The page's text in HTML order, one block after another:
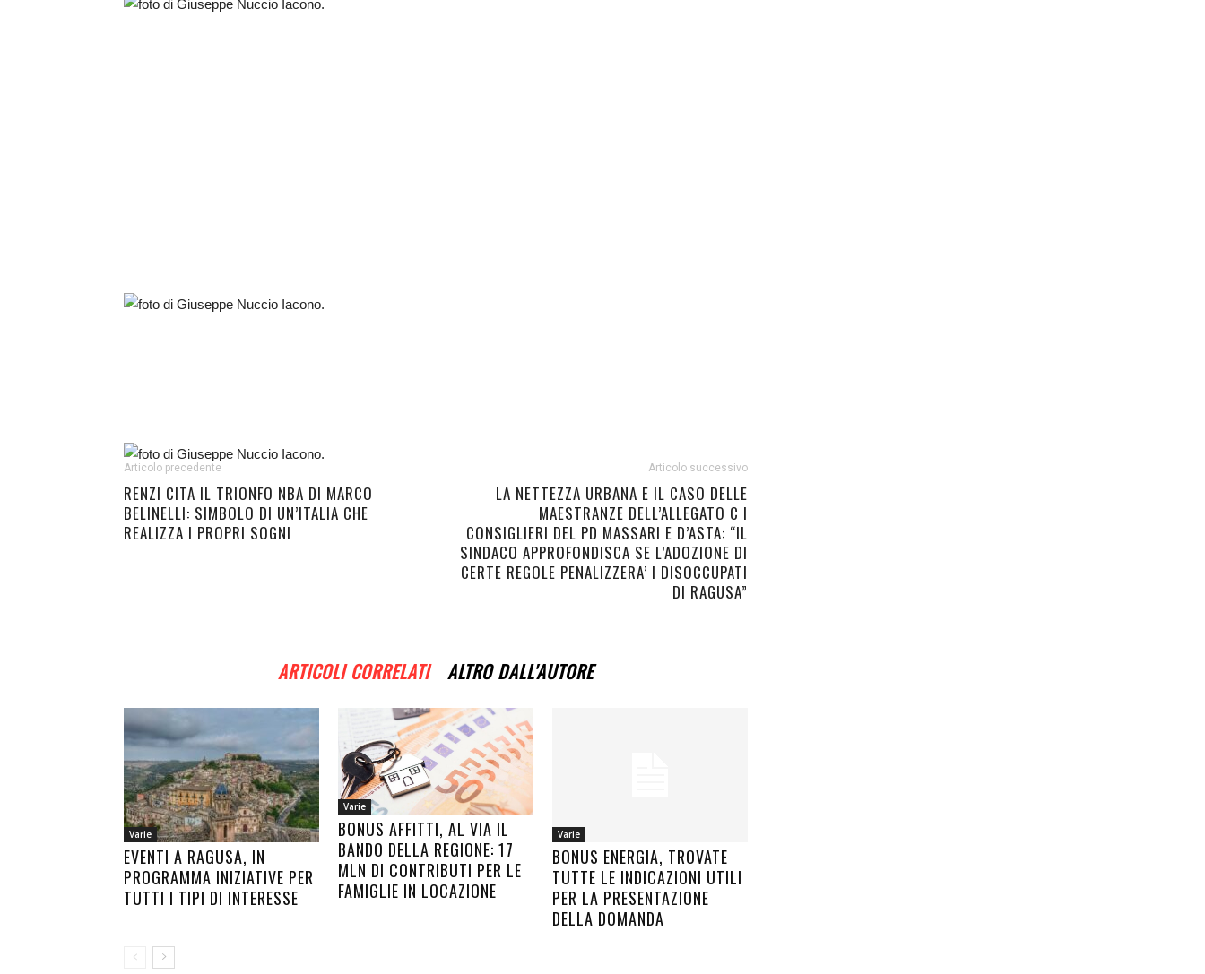
Articolo precedente
RENZI CITA IL TRIONFO NBA DI MARCO
BELINELLI: SIMBOLO DI UN’ITALIA CHE
REALIZZA I PROPRI SOGNI
Articolo successivo
LA NETTEZZA URBANA E IL CASO DELLE
MAESTRANZE DELL’ALLEGATO C I
CONSIGLIERI DEL PD MASSARI E D’ASTA: “IL
SINDACO APPROFONDISCA SE L’ADOZIONE DI
CERTE REGOLE PENALIZZERA’ I DISOCCUPATI
DI RAGUSA”
ARTICOLI CORRELATI ALTRO DALL'AUTORE
Varie
EVENTI A RAGUSA, IN
PROGRAMMA INIZIATIVE PER
TUTTI I TIPI DI INTERESSE
Varie
BONUS AFFITTI, AL VIA IL
BANDO DELLA REGIONE: 17
MLN DI CONTRIBUTI PER LE
FAMIGLIE IN LOCAZIONE
Varie
BONUS ENERGIA, TROVATE
TUTTE LE INDICAZIONI UTILI
PER LA PRESENTAZIONE
DELLA DOMANDA